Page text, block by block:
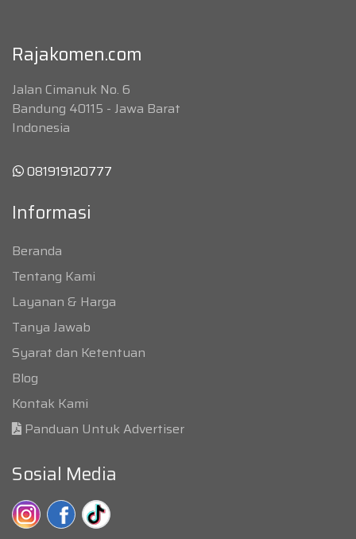
Rajakomen.com
Jalan Cimanuk No. 6
Bandung 40115 - Jawa Barat
Indonesia
081919120777
Informasi
Beranda
Tentang Kami
Layanan & Harga
Tanya Jawab
Syarat dan Ketentuan
Blog
Kontak Kami
Panduan Untuk Advertiser
Sosial Media